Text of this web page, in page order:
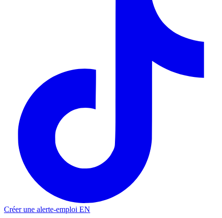
Créer une alerte-emploi EN